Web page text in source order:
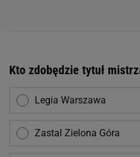
Kto zdobędzie tytuł
Legia Warszawa
Zastal Zielona Góra